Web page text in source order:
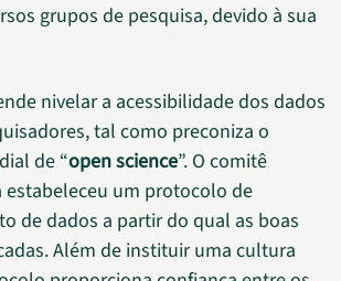
grupos de pesquisa, devido à sua
nivelar a acessibilidade dos dados
tal como preconiza o
de “open science”. O comitê
estabeleceu um protocolo de
de dados a partir do qual as boas
Além de instituir uma cultura